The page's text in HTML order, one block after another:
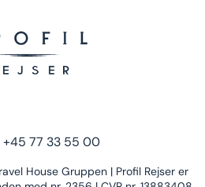
+45 77 33 55 00
House Gruppen | Profil Rejser er